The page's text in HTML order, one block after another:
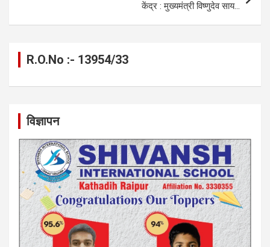
केंद्र : मुख्यमंत्री विष्णुदेव साय…
R.O.No :- 13954/33
विज्ञापन